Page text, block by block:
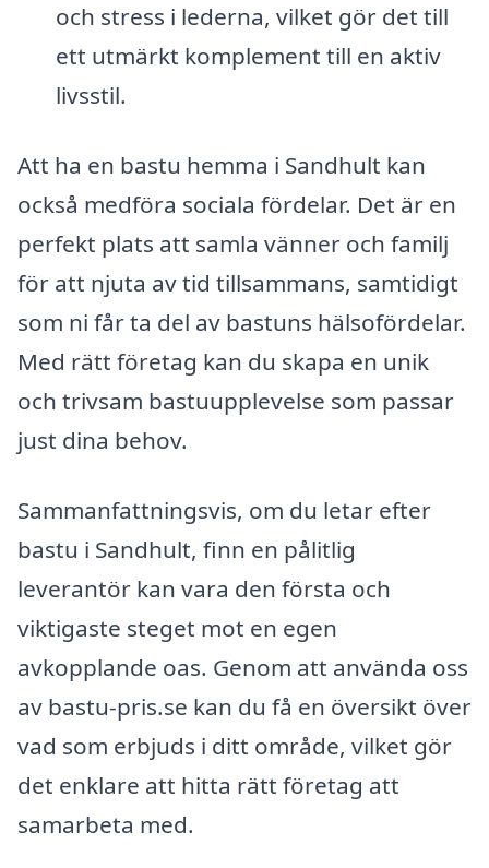
och stress i lederna, vilket gör det till
ett utmärkt komplement till en aktiv
livsstil.
Att ha en bastu hemma i Sandhult kan
också medföra sociala fördelar. Det är en
perfekt plats att samla vänner och familj
för att njuta av tid tillsammans, samtidigt
som ni får ta del av bastuns hälsofördelar.
Med rätt företag kan du skapa en unik
och trivsam bastuupplevelse som passar
just dina behov.
Sammanfattningsvis, om du letar efter
bastu i Sandhult, finn en pålitlig
leverantör kan vara den första och
viktigaste steget mot en egen
avkopplande oas. Genom att använda oss
av bastu-pris.se kan du få en översikt över
vad som erbjuds i ditt område, vilket gör
det enklare att hitta rätt företag att
samarbeta med.